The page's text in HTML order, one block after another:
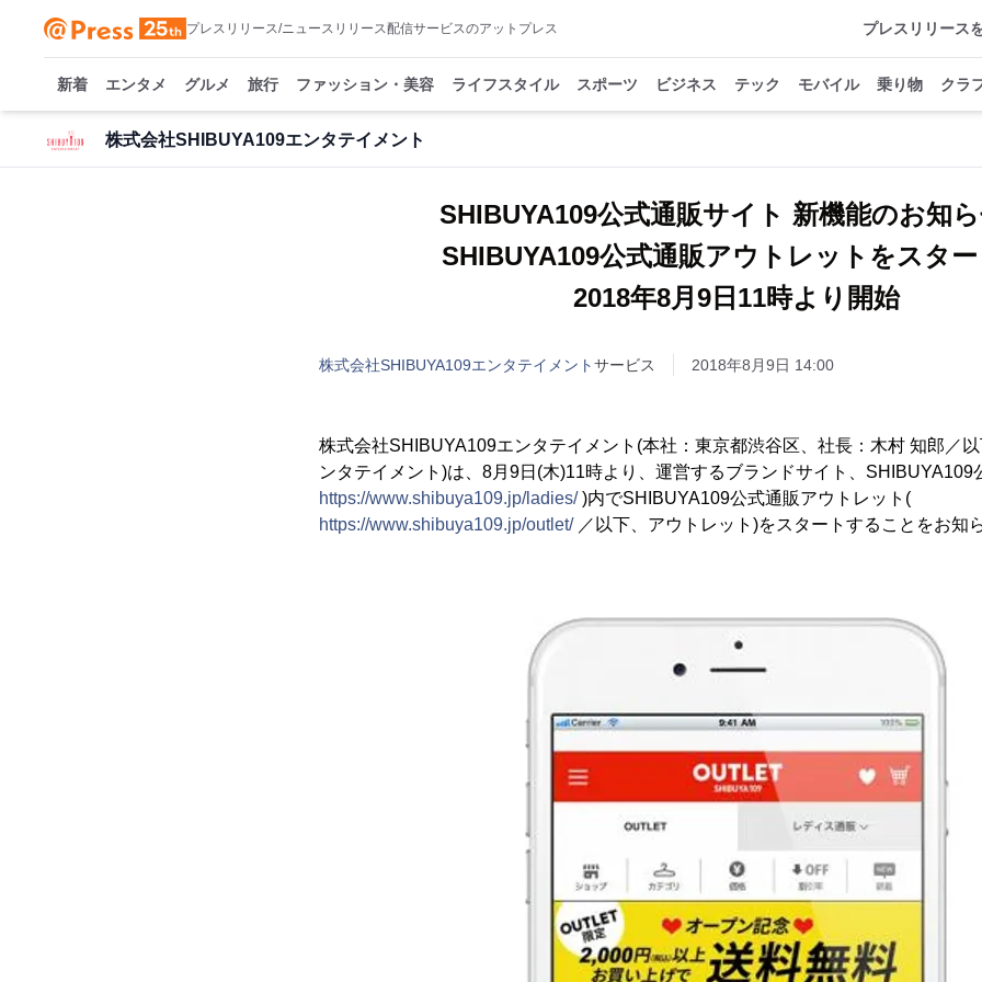
プレスリリース/ニュースリリース配信サービスのアットプレス プレスリリース
新着 エンタメ グルメ 旅行 ファッション・美容 ライフスタイル スポーツ ビジネス テック モバイル 乗り物 クラ
株式会社SHIBUYA109エンタテイメント
SHIBUYA109公式通販サイト 新機能のお知
SHIBUYA109公式通販アウトレットをスタ
2018年8月9日11時より開始
株式会社SHIBUYA109エンタテイメントサービス 2018年8月9日 14:00
株式会社SHIBUYA109エンタテイメント(本社：東京都渋谷区、社長：木村 知郎／
ンタテイメント)は、8月9日(木)11時より、運営するブランドサイト、SHIBUYA109
https://www.shibuya109.jp/ladies/)内でSHIBUYA109公式通販アウトレット(
https://www.shibuya109.jp/outlet/／以下、アウトレット)をスタートすることをお知